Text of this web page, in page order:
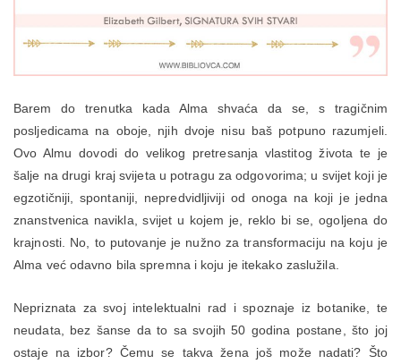
Barem do trenutka kada Alma shvaća da se, s tragičnim
posljedicama na oboje, njih dvoje nisu baš potpuno razumjeli.
Ovo Almu dovodi do velikog pretresanja vlastitog života te je
šalje na drugi kraj svijeta u potragu za odgovorima; u svijet koji je
egzotičniji, spontaniji, nepredvidljiviji od onoga na koji je jedna
znanstvenica navikla, svijet u kojem je, reklo bi se, ogoljena do
krajnosti. No, to putovanje je nužno za transformaciju na koju je
Alma već odavno bila spremna i koju je itekako zaslužila.
Nepriznata za svoj intelektualni rad i spoznaje iz botanike, te
neudata, bez šanse da to sa svojih 50 godina postane, što joj
ostaje na izbor? Čemu se takva žena još može nadati? Što